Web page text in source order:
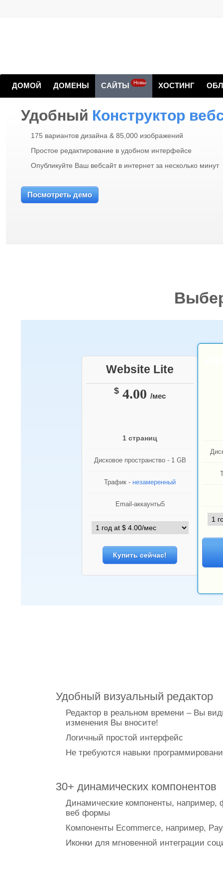
ДОМОЙ ДОМЕНЫ САЙТЫ Новые ХОСТИНГ
Удобный Конструктор
175 вариантов дизайна & 85,000 изображений
Простое редактирование в удобном интерфейсе
Опубликуйте Ваш вебсайт в интернет за несколько минут
Посмотреть демо
Website Lite
$ 4.00 /мес
1 страниц
Дисковое пространство - 1 GB
Трафик - незамеренный
Email-аккаунты5
Купить сейчас!
Удобный визуальный редактор
Редактор в реальном времени – Вы
изменения Вы вносите!
Логичный простой интерфейс
Не требуются навыки
30+ динамических компонентов
Динамические компоненты, например,
веб формы
Компоненты Ecommerce, например,
Иконки для мгновенной интеграции